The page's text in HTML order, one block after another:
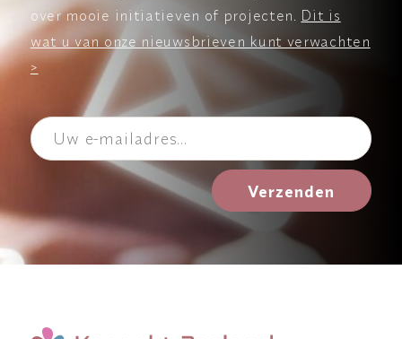
over mooie initiatieven of projecten. Dit is
wat u van onze nieuwsbrieven kunt verwachten
>
Verzenden